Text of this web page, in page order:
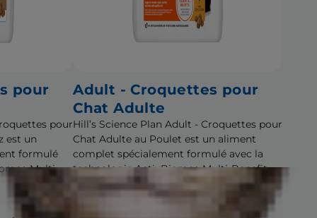
pour
pour
est un
formulé
Multi-
Adult - Croquettes pour
Chat Adulte
Hill’s Science Plan Adult - Croquettes pour
Chat Adulte au Poulet est un aliment
complet spécialement formulé avec la
technologie ActivBiome+ Multi-Benefit.
Cet aliment est spécialement formulé